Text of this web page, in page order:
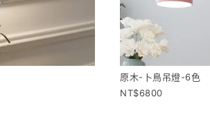
原木-卜鳥吊燈-6色
6800